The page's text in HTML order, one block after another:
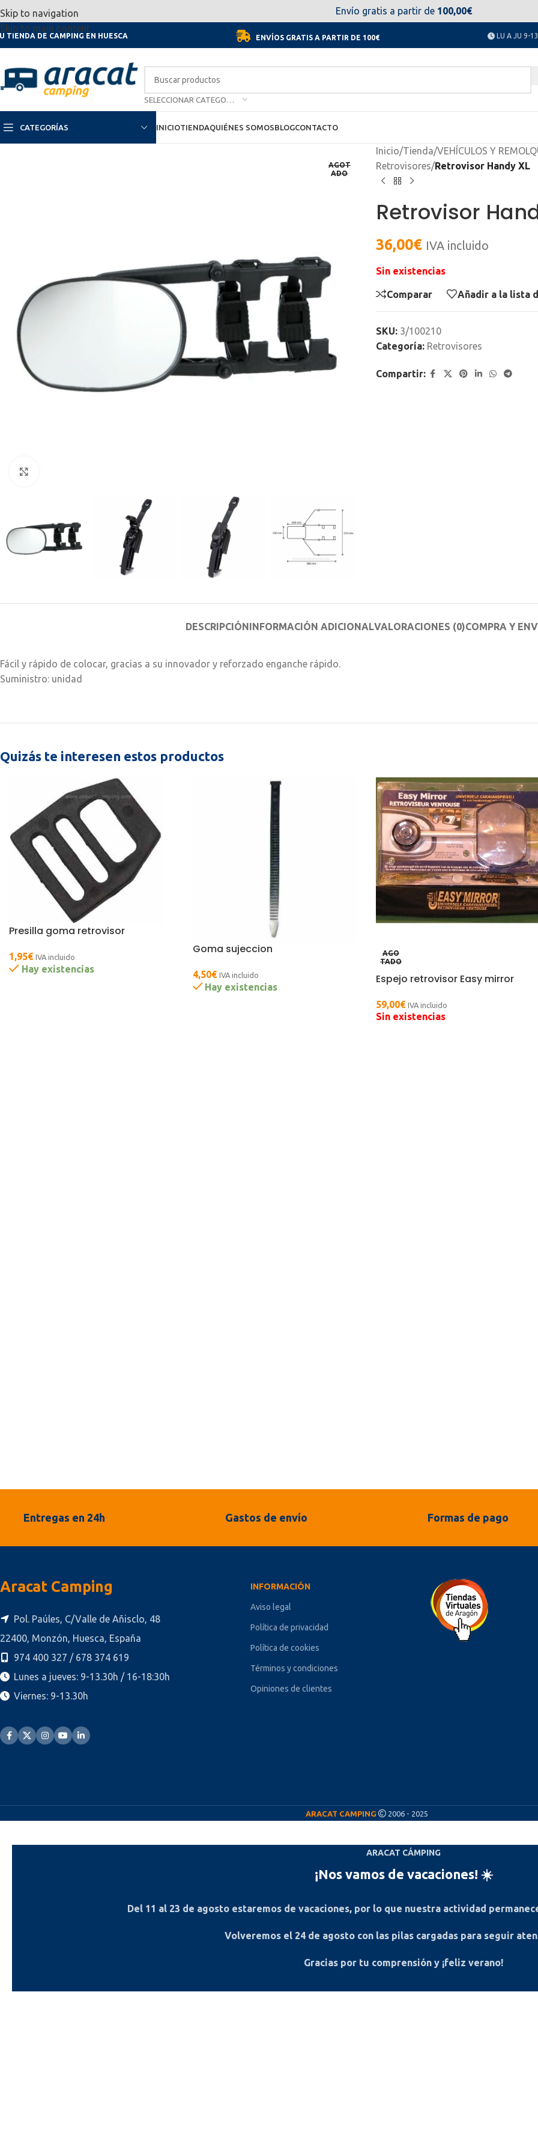
Skip to navigation
Skip to main content
Por motivo de las vacaciones, del día 11 al 23 de agosto no estaremos disponibles.
TIENDA DE CAMPING EN HUESCA ENVÍOS GRATIS A PARTIR DE 100€ LU A JU 9-
CATEGORÍAS INICIOTIENDAQUIÉNES SOMOSBLOGCONTACTO
Envío gratis a partir de 100,00€
AGOT
ADO
Inicio/Tienda/VEHÍCULOS Y
Retrovisores/Retrovisor Handy XL
Retrovisor
36,00€ IVA incluido
Sin existencias
Comparar Añadir a la lista
SKU: 3/100210
Categoría: Retrovisores
Compartir:
DESCRIPCIÓNINFORMACIÓN ADICIONALVALORACIONES (0)COMPRA Y
Fácil y rápido de colocar, gracias a su innovador y reforzado enganche rápido.
Suministro: unidad
Quizás te interesen estos productos
Presilla goma retrovisor
1,95€ IVA incluido
Hay existencias
Goma sujeccion
4,50€ IVA incluido
Hay existencias
AGO
TADO
Espejo retrovisor Easy mirror
59,00€ IVA incluido
Sin existencias
Entregas en 24h Gastos de envío Formas de pago
Aracat Camping
Pol. Paúles, C/Valle de Añisclo, 48
22400, Monzón, Huesca, España
974 400 327 / 678 374 619
Lunes a jueves: 9-13.30h / 16-18:30h
Viernes: 9-13.30h
INFORMACIÓN
Aviso legal
Política de privacidad
Política de cookies
Términos y condiciones
Opiniones de clientes
ARACAT CAMPING 2006 - 2025
ARACAT CÁMPING
¡Nos vamos de vacaciones! ☀️
Del 11 al 23 de agosto estaremos de vacaciones, por lo que nuestra actividad
Volveremos el 24 de agosto con las pilas cargadas para seguir
Gracias por tu comprensión y ¡feliz verano!